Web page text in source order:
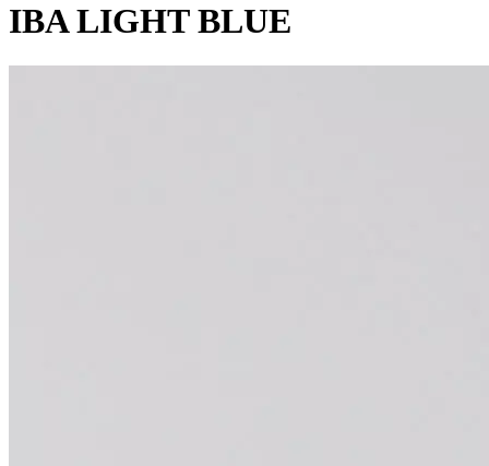
IBA LIGHT BLUE